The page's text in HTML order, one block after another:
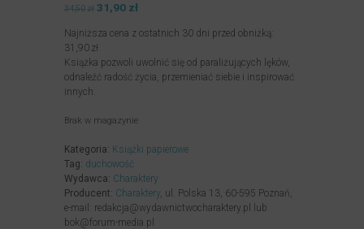
34,50zł Pierwotna
wynosiła:
34,50zł.
31,90 złAktualna
wynosi:
Najniższa cena z ostatnich 30 dni przed obniżką:
31,90 zł
Książka pozwoli uwolnić się od paraliżujących lęków,
odnaleźć radość życia, przemieniać siebie i inspirować
innych.
Brak w magazynie
Kategoria: Książki papierowe
Tag: duchowość
Wydawca: Charaktery
Producent: Charaktery, ul. Polska 13, 60-595 Poznań,
e-mail: redakcja@wydawnictwocharaktery.pl lub
bok@forum-media.pl